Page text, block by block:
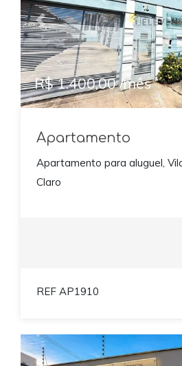
Previous
R$ 1.400,00 /mês
Apartamento
Apartamento para aluguel,
Claro
REF AP1910